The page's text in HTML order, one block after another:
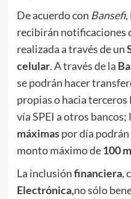
De acuerdo con Bansefi,
recibirán notificaciones
realizada a través de un
celular. A través de la
se podrán hacer
propias o hacia
vía SPEI a otros bancos;
máximaspor día podrán
monto máximo de100
La inclusiónfinanciera,
Electrónica,no sólo